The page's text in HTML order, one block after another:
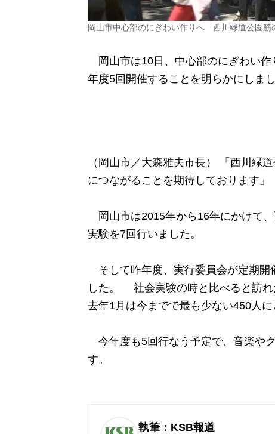
岡山市中心部のにぎわい作りへ 西川緑道公園
岡山市は10日、中心部のにぎわい作
年度5回開催することを明らかにしまし
（岡山市／大森雅夫市長） 「西川緑
につながることを期待しております」
岡山市は2015年から16年にかけて
実験を7回行いました。
そして昨年度、実行委員会が定期開
した。 社会実験の時と比べると訪れ
去年1月は今までで最も少ない450人
今年度も5回行なう予定で、音楽や
す。
執筆：KSB報道